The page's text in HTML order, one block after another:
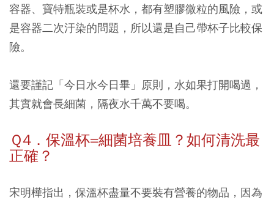
容器、寶特瓶裝或是杯水，都有塑膠微粒的風險，或
是容器二次汙染的問題，所以還是自己帶杯子比較保
險。
還要謹記「今日水今日畢」原則， 水如果打開喝過，
其實就會長細菌，隔夜水千萬不要喝。
Ｑ4．保溫杯=細菌培養皿？如何清洗最
正確？
宋明樺指出，保溫杯盡量不要裝有營養的物品，因為